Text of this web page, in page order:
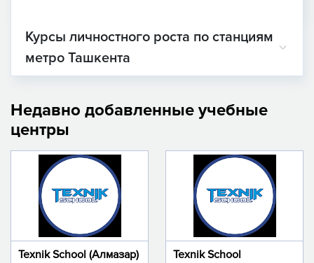
Курсы личностного роста по станциям
метро Ташкента
Недавно добавленные учебные
центры
Texnik School (Алмазар)
Texnik School